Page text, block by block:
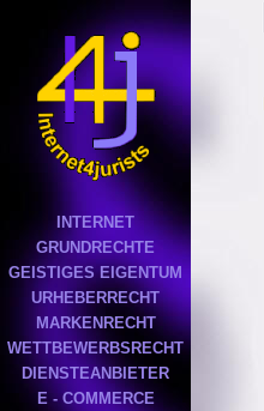
INTERNET
GRUNDRECHTE
GEISTIGES EIGENTUM
URHEBERRECHT
MARKENRECHT
WETTBEWERBSRECHT
DIENSTEANBIETER
E - COMMERCE